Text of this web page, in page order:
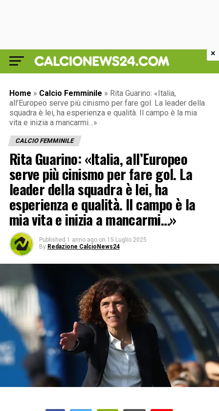
Home » Calcio Femminile » Rita Guarino: «Italia,
all’Europeo serve più cinismo per fare gol. La leader della
squadra è lei, ha esperienza e qualità. Il campo è la mia
vita e inizia a mancarmi…»
CALCIO FEMMINILE
Rita Guarino: «Italia, all’Europeo
serve più cinismo per fare gol. La
leader della squadra è lei, ha
esperienza e qualità. Il campo è la
mia vita e inizia a mancarmi…»
Published 1 anno ago on 15 Luglio 2025
By Redazione CalcioNews24
×